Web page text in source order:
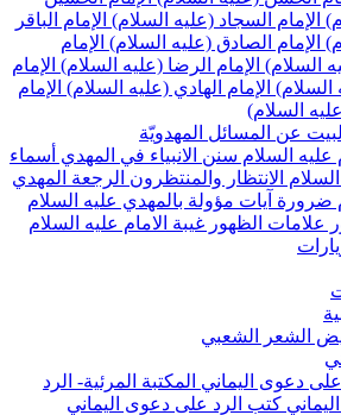
(عليه السلام) الإمام الباقر
(عليه السلام) الإمام
الرضا (عليه السلام) الإمام
الهادي (عليه السلام) الإمام
المهدويّة
الانبياء في المهديأسماء
والمنتظرونالرجعةالمهدي
بالمهدي عليه السلام
غيبة الامام عليه السلام
المكتبة المرئية- الرد
على دعوى اليماني